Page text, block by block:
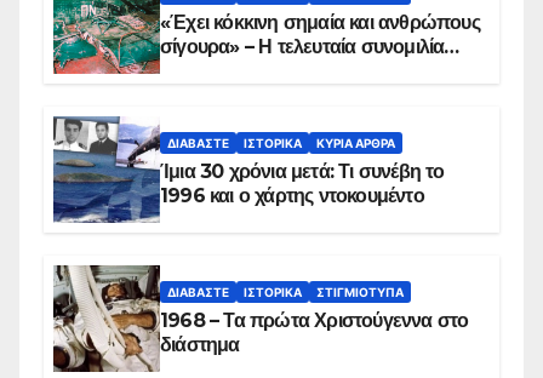
«Έχει κόκκινη σημαία και ανθρώπους
σίγουρα» – Η τελευταία συνομιλία
ΔΙΑΒΆΣΤΕ ΙΣΤΟΡΙΚΆ ΚΥΡΙΑ ΑΡΘΡΑ
Ίμια 30 χρόνια μετά: Τι συνέβη το
1996 και ο χάρτης ντοκουμέντο
ΔΙΑΒΆΣΤΕ ΙΣΤΟΡΙΚΆ ΣΤΙΓΜΙΌΤΥΠΑ
1968 – Τα πρώτα Χριστούγεννα στο
διάστημα